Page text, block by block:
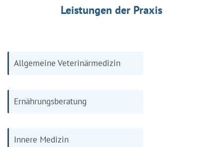
Leistungen der Praxis
Allgemeine Veterinärmedizin
Ernährungsberatung
Innere Medizin